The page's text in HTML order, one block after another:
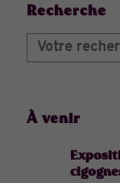
Recherche
À venir